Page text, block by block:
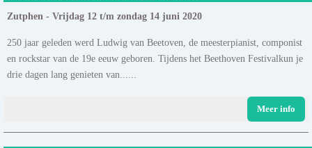
Zutphen - Vrijdag 12 t/m zondag 14 juni 2020
250 jaar geleden werd Ludwig van Beetoven, de meesterpianist, componist
en rockstar van de 19e eeuw geboren. Tijdens het Beethoven Festivalkun je
drie dagen lang genieten van......
Meer info